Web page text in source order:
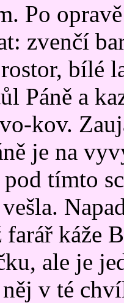
Po
zvenčí
bílé
Páně a
kov.
je na
tímto
káže
ale je
něj v té